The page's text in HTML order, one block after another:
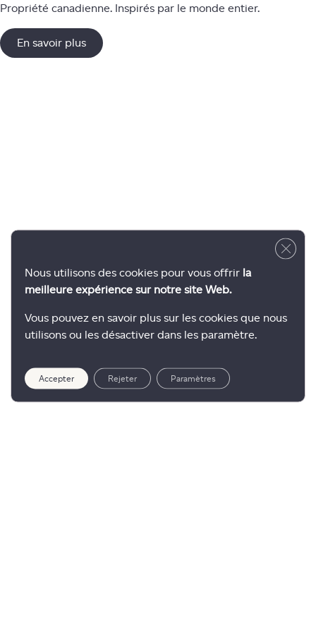
Propriété canadienne. Inspirés par le monde entier.
En savoir plus
Nous utilisons des cookies pour vous offrir la
meilleure expérience sur notre site Web.
Vous pouvez en savoir plus sur les cookies que nous
utilisons ou les désactiver dans les paramètre.
Accepter Rejeter Paramètres
Close